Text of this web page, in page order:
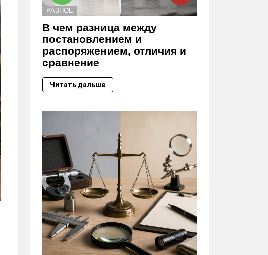
РАЗНОЕ
В чем разница между
постановлением и
распоряжением, отличия и
сравнение
Читать дальше